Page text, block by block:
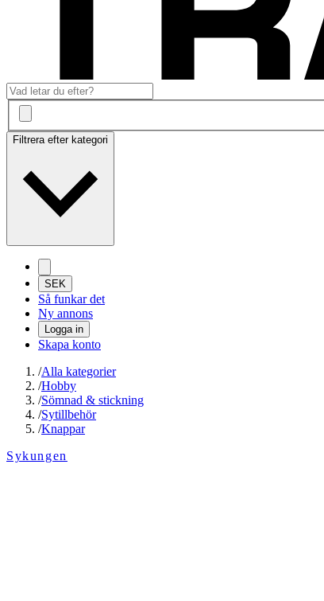
Filtrera efter kategori
SEK
Så funkar det
Ny annons
Logga in
Skapa konto
/Alla kategorier
/Hobby
/Sömnad & stickning
/Sytillbehör
/Knappar
Sykungen